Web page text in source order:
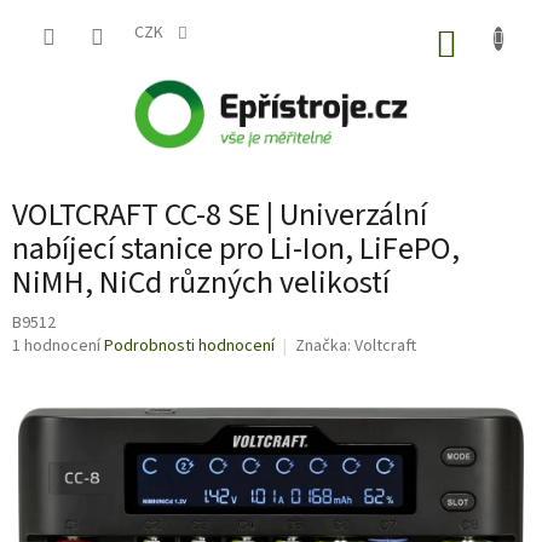
CZK
VOLTCRAFT CC-8 SE | Univerzální
nabíjecí stanice pro Li-Ion, LiFePO,
NiMH, NiCd různých velikostí
B9512
Průměrné
je
5,0
1 hodnoceníPodrobnosti hodnocení Značka: Voltcraft